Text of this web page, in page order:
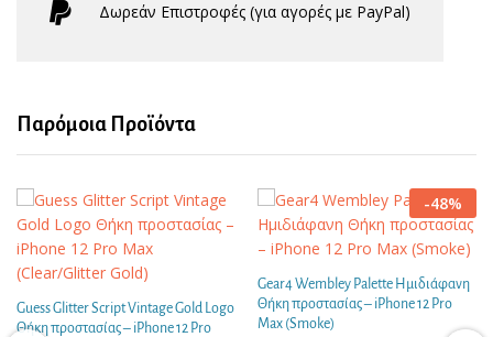
Δωρεάν Eπιστροφές (για αγορές με PayPal)
Παρόμοια Προϊόντα
Guess Glitter Script Vintage Gold Logo
Θήκη προστασίας – iPhone 12 Pro
-48%
Gear4 Wembley Palette Ημιδιάφανη
Θήκη προστασίας – iPhone 12 Pro
Max (Smoke)